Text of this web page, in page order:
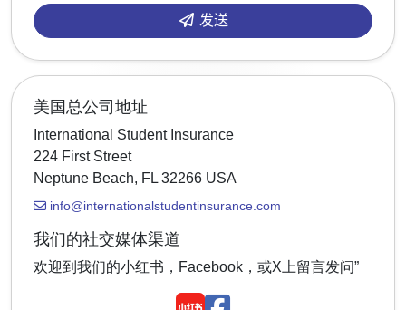
发送
美国总公司地址
International Student Insurance
224 First Street
Neptune Beach, FL 32266 USA
info@internationalstudentinsurance.com
我们的社交媒体渠道
欢迎到我们的小红书，Facebook，或X上留言发问”